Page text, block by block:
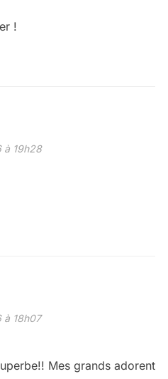
!
à 19h28
à 18h07
Mes grands adorent